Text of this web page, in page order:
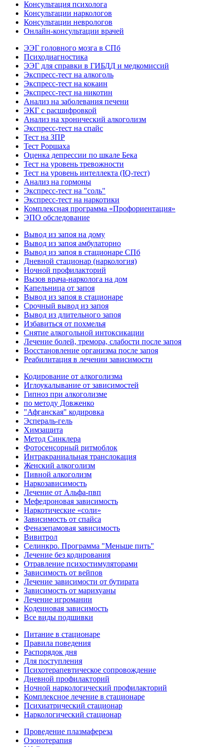
Консультация психолога
Консультации наркологов
Консультации неврологов
Онлайн-консультации врачей
ЭЭГ головного мозга в СПб
Психодиагностика
ЭЭГ для справки в ГИБДД и медкомиссий
Экспресс-тест на алкоголь
Экспресс-тест на кокаин
Экспресс-тест на никотин
Анализ на заболевания печени
ЭКГ с расшифровкой
Анализ на хронический алкоголизм
Экспресс-тест на спайс
Тест на ЗПР
Тест Роршаха
Оценка депрессии по шкале Бека
Тест на уровень тревожности
Тест на уровень интеллекта (IQ-тест)
Анализ на гормоны
Экспресс-тест на "соль"
Экспресс-тест на наркотики
Комплексная программа «Профориентация»
ЭПО обследование
Вывод из запоя на дому
Вывод из запоя амбулаторно
Вывод из запоя в стационаре СПб
Дневной стационар (наркология)
Ночной профилакторий
Вызов врача-нарколога на дом
Капельница от запоя
Вывод из запоя в стационаре
Срочный вывод из запоя
Вывод из длительного запоя
Избавиться от похмелья
Снятие алкогольной интоксикации
Лечение болей, тремора, слабости после запоя
Восстановление организма после запоя
Реабилитация в лечении зависимости
Кодирование от алкоголизма
Иглоукалывание от зависимостей
Гипноз при алкоголизме
по методу Довженко
"Афганская" кодировка
Эспераль-гель
Химзащита
Метод Синклера
Фотосенсорный ритмоблок
Интракраниальная транслокация
Женский алкоголизм
Пивной алкоголизм
Наркозависимость
Лечение от Альфа-пвп
Мефедроновая зависимость
Наркотические «соли»
Зависимость от спайса
Феназепамовая зависимость
Вивитрол
Селинкро. Программа "Меньше пить"
Лечение без кодирования
Отравление психостимуляторами
Зависимость от вейпов
Лечение зависимости от бутирата
Зависимость от марихуаны
Лечение игромании
Кодеиновая зависимость
Все виды подшивки
Питание в стационаре
Правила поведения
Распорядок дня
Для поступления
Психотерапевтическое сопровождение
Дневной профилакторий
Ночной наркологический профилакторий
Комплексное лечение в стационаре
Психиатрический стационар
Наркологический стационар
Проведение плазмафереза
Озонотерапия